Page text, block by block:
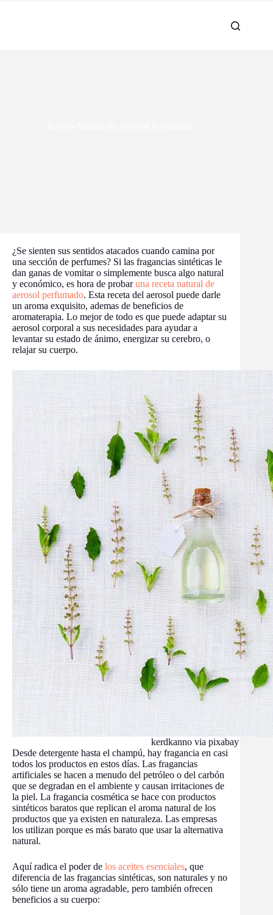
¿Se sienten sus sentidos atacados cuando camina por
una sección de perfumes? Si las fragancias sintéticas le
dan ganas de vomitar o simplemente busca algo natural
y económico, es hora de probaruna receta natural de
aerosol perfumado. Esta receta del aerosol puede darle
un aroma exquisito, ademas de beneficios de
aromaterapia. Lo mejor de todo es que puede adaptar su
aerosol corporal a sus necesidades para ayudar a
levantar su estado de ánimo, energizar su cerebro, o
relajar su cuerpo.
kerdkanno via pixabay
Desde detergente hasta el champú, hay fragancia en casi
todos los productos en estos días. Las fragancias
artificiales se hacen a menudo del petróleo o del carbón
que se degradan en el ambiente y causan irritaciones de
la piel. La fragancia cosmética se hace con productos
sintéticos baratos que replican el aroma natural de los
productos que ya existen en naturaleza. Las empresas
los utilizan porque es más barato que usar la alternativa
natural.
Aquí radica el poder de los aceites esenciales, que
diferencia de las fragancias sintéticas, son naturales y no
sólo tiene un aroma agradable, pero también ofrecen
beneficios a su cuerpo: